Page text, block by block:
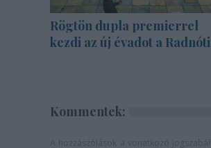
Rögtön dupla premierrel
kezdi az új évadot a Radnóti
Kommentek: